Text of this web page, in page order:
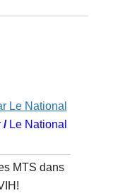
Le National
/Le National
MTS dans